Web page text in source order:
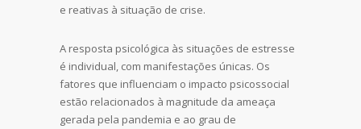
e reativas à situação de crise.
A resposta psicológica às situações de estresse
é individual, com manifestações únicas. Os
fatores que influenciam o impacto psicossocial
estão relacionados à magnitude da ameaça
gerada pela pandemia e ao grau de